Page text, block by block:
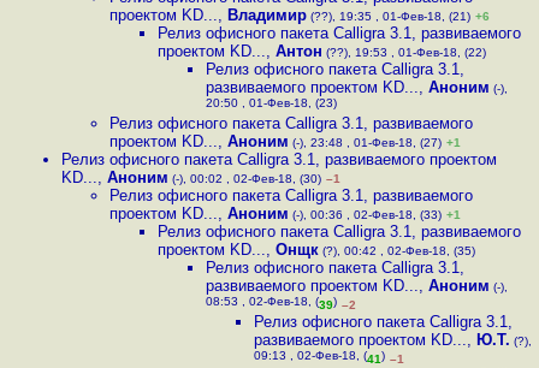
проектом KD..., Владимир (??), 19:35 , 01-Фев-18, (21) +6
Релиз офисного пакета Calligra 3.1, развиваемого
проектом KD..., Антон (??), 19:53 , 01-Фев-18, (22)
Релиз офисного пакета Calligra 3.1,
развиваемого проектом KD..., Аноним (-),
20:50 , 01-Фев-18, (23)
Релиз офисного пакета Calligra 3.1, развиваемого
проектом KD..., Аноним (-), 23:48 , 01-Фев-18, (27) +1
Релиз офисного пакета Calligra 3.1, развиваемого проектом
KD..., Аноним (-), 00:02 , 02-Фев-18, (30) –1
Релиз офисного пакета Calligra 3.1, развиваемого
проектом KD..., Аноним (-), 00:36 , 02-Фев-18, (33) +1
Релиз офисного пакета Calligra 3.1, развиваемого
проектом KD..., Онщк (?), 00:42 , 02-Фев-18, (35)
Релиз офисного пакета Calligra 3.1,
развиваемого проектом KD..., Аноним (-),
08:53 , 02-Фев-18, (39) –2
Релиз офисного пакета Calligra 3.1,
развиваемого проектом KD..., Ю.Т. (?),
09:13 , 02-Фев-18, (41) –1